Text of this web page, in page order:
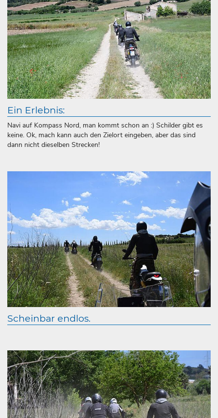
Ein Erlebnis:
Navi auf Kompass Nord, man kommt schon an :) Schilder gibt es
keine. Ok, mach kann auch den Zielort eingeben, aber das sind
dann nicht dieselben Strecken!
Scheinbar endlos.